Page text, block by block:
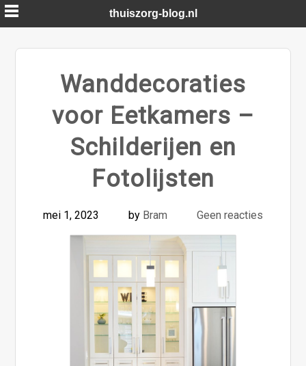
Skip
to
content
thuiszorg-blog.nl
Wanddecoraties
voor Eetkamers –
Schilderijen en
Fotolijsten
mei 1, 2023 by Bram Geen reacties